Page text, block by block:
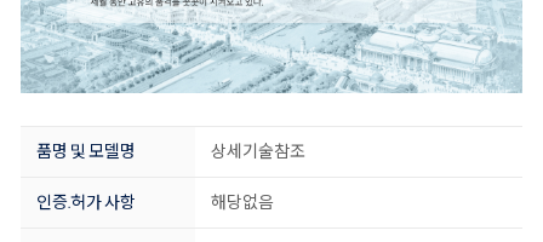
품명 및 모델명 상세기술참조
인증.허가 사항 해당없음